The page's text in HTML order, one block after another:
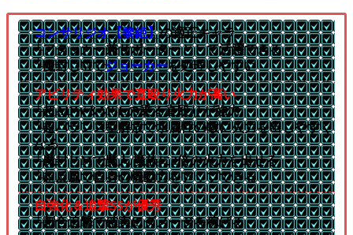
コンサリジオ【黎絶】の適正キャラ
└アタッカー兼サポーターとして活躍できる
└魔封じMでジョーカーを処理しやすい
アビリティ効果で直殴り火力が高い
└超ADW＆MSLの乗る直殴りが強力
└超バランス型解放で水属性の敵に火力を出しやすく
なる
└魔封じMで魔人/魔族に2倍の火力を出せる
└超反風で自身の機動力をアップできる
自強化＆追撃SSが優秀
└割合追撃で確実にダメージを稼げる